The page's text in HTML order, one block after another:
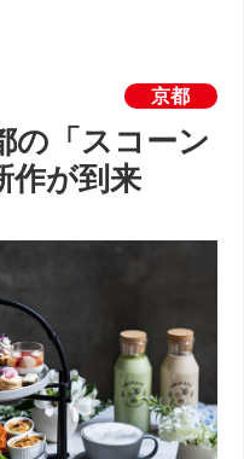
京都
の「スコーン
作が到来